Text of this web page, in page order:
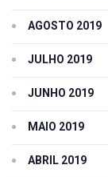
AGOSTO 2019
JULHO 2019
JUNHO 2019
MAIO 2019
ABRIL 2019